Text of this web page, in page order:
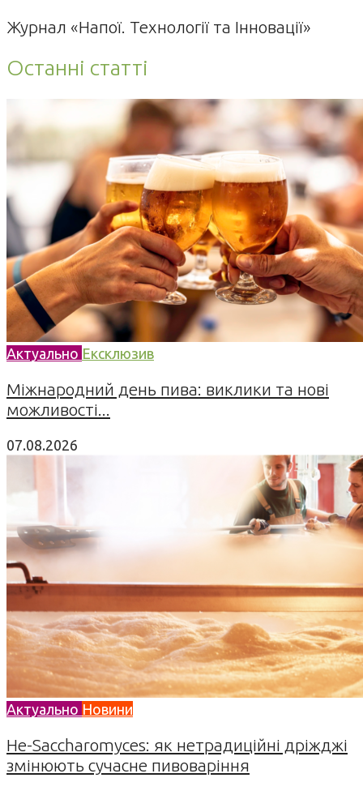
Журнал «Напої. Технології та Інновації»
Останні статті
Актуально Ексклюзив
Міжнародний день пива: виклики та нові
можливості...
07.08.2026
Актуально Новини
Не-Saccharomyces: як нетрадиційні дріжджі
змінюють сучасне пивоваріння